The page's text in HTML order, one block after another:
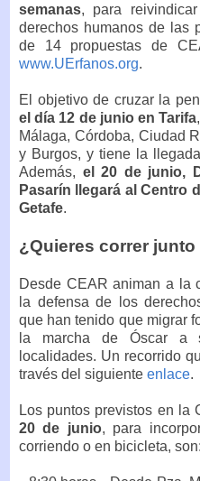
semanas, para
derechos humanos de las
de 14 propuestas de
www.UErfanos.org.
El objetivo de cruzar la
el día 12 de junio en Tarifa
Málaga, Córdoba, Ciudad
y Burgos, y tiene la
Además, el 20 de junio,
Pasarín llegará al Centro
Getafe.
¿Quieres correr junto
Desde CEAR animan a la
la defensa de los
que han tenido que migrar
la marcha de Óscar a
localidades. Un recorrido
través del siguiente enlace.
Los puntos previstos en la
20 de junio, para
corriendo o en bicicleta, son: